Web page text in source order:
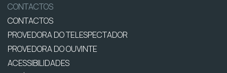
CONTACTOS
CONTACTOS
PROVEDORA DO TELESPECTADOR
PROVEDORA DO OUVINTE
ACESSIBILIDADES